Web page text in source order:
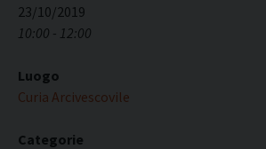
23/10/2019
10:00 - 12:00
Luogo
Curia Arcivescovile
Categorie